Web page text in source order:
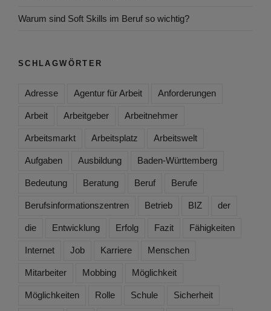
Warum sind Soft Skills im Beruf so wichtig?
SCHLAGWÖRTER
Adresse Agentur für Arbeit Anforderungen
Arbeit Arbeitgeber Arbeitnehmer
Arbeitsmarkt Arbeitsplatz Arbeitswelt
Aufgaben Ausbildung Baden-Württemberg
Bedeutung Beratung Beruf Berufe
Berufsinformationszentren Betrieb BIZ der
die Entwicklung Erfolg Fazit Fähigkeiten
Internet Job Karriere Menschen
Mitarbeiter Mobbing Möglichkeit
Möglichkeiten Rolle Schule Sicherheit